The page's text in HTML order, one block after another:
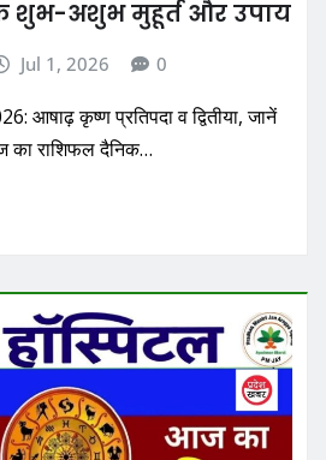
अशुभ मुहूर्त और उपाय
Jul 1, 2026 0
आषाढ़ कृष्ण प्रतिपदा व द्वितीया, जानें
का राशिफल दैनिक…